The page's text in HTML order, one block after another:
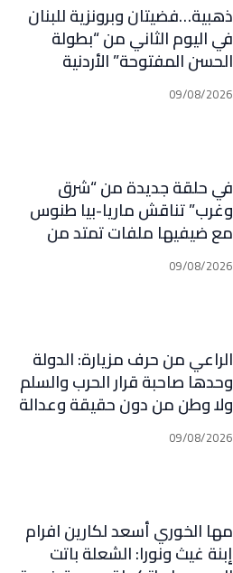
ذهبية…فضيتان وبرونزية للبنان
في اليوم الثاني من “بطولة
الحسن المفتوحة” الأردنية
بالتايكواندو
09/08/2026
في حلقة جديدة من “شرق
وغرب” تناقش ماريا-بيا طنوس
مع ضيفيها ملفات تمتد من
لبنان وإيران إلى إسبانيا
والمغرب: مفاوضات، صراع نفوذ،
09/08/2026
الراعي من حرف مزيارة: الدولة
وحدها صاحبة قرار الحرب والسلم
ولا وطن من دون حقيقة وعدالة
ومحاسبة
09/08/2026
مها الخوري أسعد لكارين افرام
إبنة غيث ونورا: الشعلة باتت